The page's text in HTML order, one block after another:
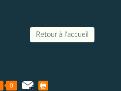
Retour à l'accueil
0